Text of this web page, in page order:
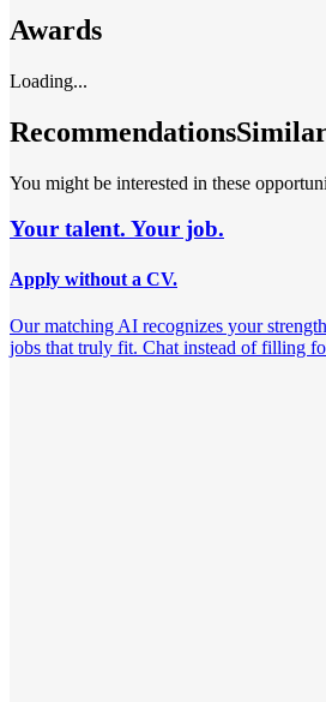
Awards
Loading...
Recommendations
You might be interested in these
Your talent. Your job.
Apply without a CV.
Our matching AI recognizes your
jobs that truly fit. Chat instead of filling